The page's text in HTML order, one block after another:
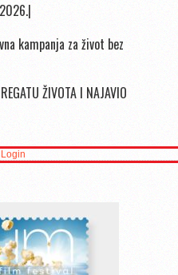
kampanja za život bez
ŽIVOTA I NAJAVIO
Login